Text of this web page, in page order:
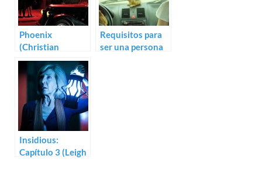
Phoenix
(Christian
Petzold)
Requisitos para
ser una persona
Insidious:
Capítulo 3 (Leigh